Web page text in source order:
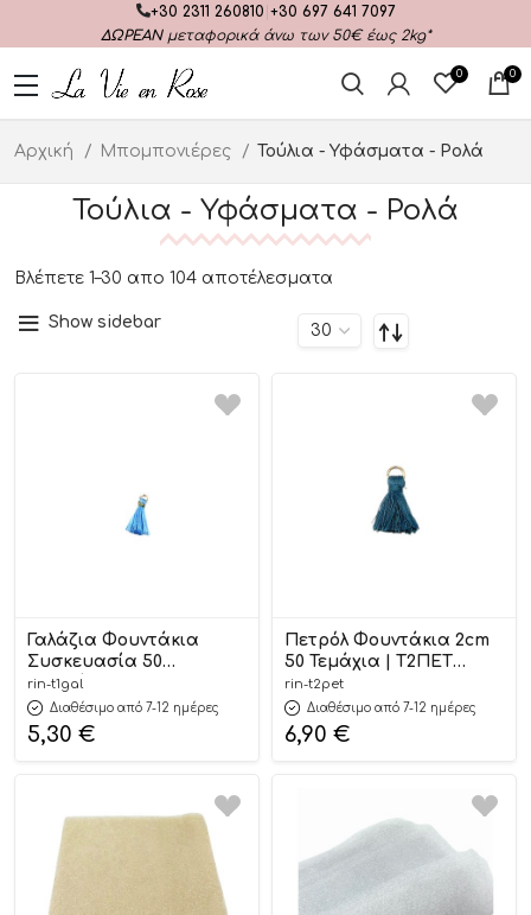
+30 2311 260810 +30 697 641 7097
ΔΩΡΕΑΝμεταφορικά άνω των 50€ έως 2kg*
0 0
Αρχική Μπομπονιέρες Τούλια - Υφάσματα - Ρολά
Τούλια - Υφάσματα - Ρολά
Βλέπετε 1–30 απο 104 αποτέλεσματα
Show sidebar
Γαλάζια Φουντάκια
Συσκευασία 50
Τεμαχίων 1cm | Τ1ΓΑΛ
Riniotis
rin-t1gal
Διαθέσιμο από 7-12 ημέρες
5,30 €
Πετρόλ Φουντάκια 2cm
50 Τεμάχια | Τ2ΠΕΤ
Riniotis
rin-t2pet
Διαθέσιμο από 7-12 ημέρες
6,90 €